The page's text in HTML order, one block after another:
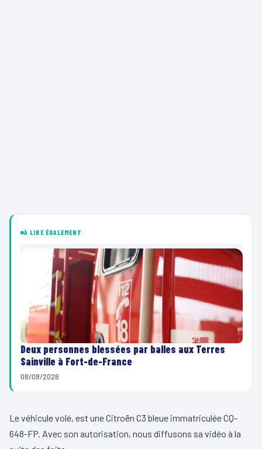
À LIRE ÉGALEMENT
Deux personnes blessées par balles aux Terres
Sainville à Fort-de-France
08/08/2026
Le véhicule volé, est une Citroën C3 bleue immatriculée CQ-
648-FP. Avec son autorisation, nous diffusons sa vidéo à la